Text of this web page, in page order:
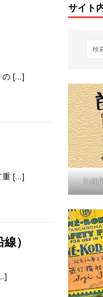
の […]
重 […]
）
サイト
沖縄